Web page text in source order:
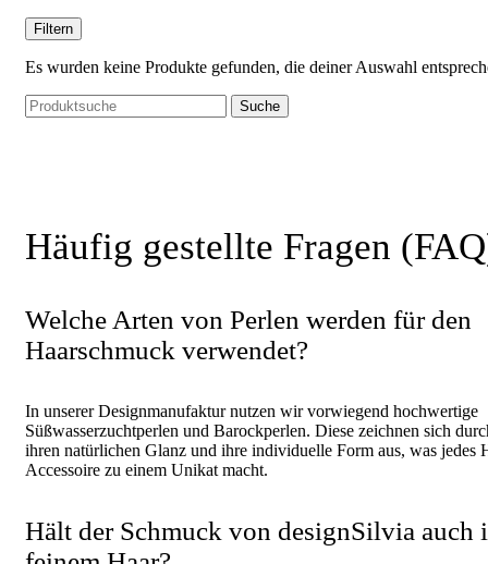
Filtern
Es wurden keine Produkte gefunden, die deiner Auswahl
Suche
Häufig gestellte Fragen
Welche Arten von Perlen werden für den
Haarschmuck verwendet?
In unserer Designmanufaktur nutzen wir vorwiegend hochwertige
Süßwasserzuchtperlen und Barockperlen. Diese zeichnen sich
ihren natürlichen Glanz und ihre individuelle Form aus, was jedes
Accessoire zu einem Unikat macht.
Hält der Schmuck von designSilvia auch